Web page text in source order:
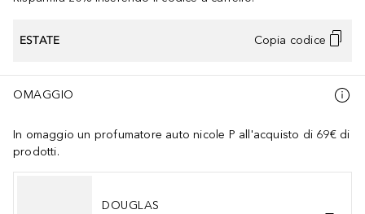
ESTATE Copia codice
OMAGGIO
In omaggio un profumatore auto nicole P all'acquisto di 69€ di
prodotti.
DOUGLAS